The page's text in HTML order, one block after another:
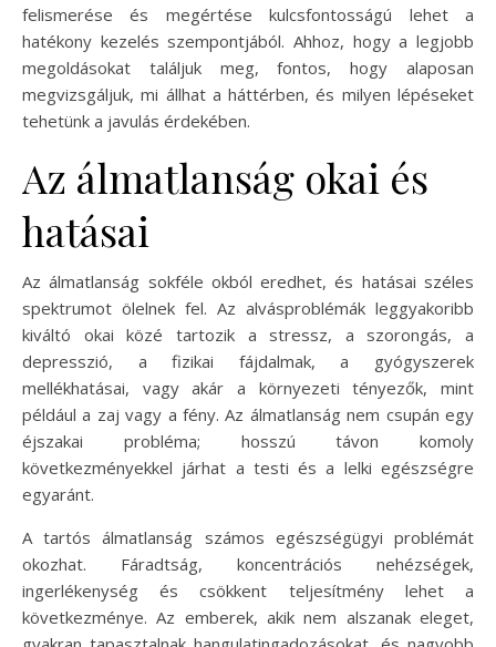
felismerése és megértése kulcsfontosságú lehet a
hatékony kezelés szempontjából. Ahhoz, hogy a legjobb
megoldásokat találjuk meg, fontos, hogy alaposan
megvizsgáljuk, mi állhat a háttérben, és milyen lépéseket
tehetünk a javulás érdekében.
Az álmatlanság okai és
hatásai
Az álmatlanság sokféle okból eredhet, és hatásai széles
spektrumot ölelnek fel. Az alvásproblémák leggyakoribb
kiváltó okai közé tartozik a stressz, a szorongás, a
depresszió, a fizikai fájdalmak, a gyógyszerek
mellékhatásai, vagy akár a környezeti tényezők, mint
például a zaj vagy a fény. Az álmatlanság nem csupán egy
éjszakai probléma; hosszú távon komoly
következményekkel járhat a testi és a lelki egészségre
egyaránt.
A tartós álmatlanság számos egészségügyi problémát
okozhat. Fáradtság, koncentrációs nehézségek,
ingerlékenység és csökkent teljesítmény lehet a
következménye. Az emberek, akik nem alszanak eleget,